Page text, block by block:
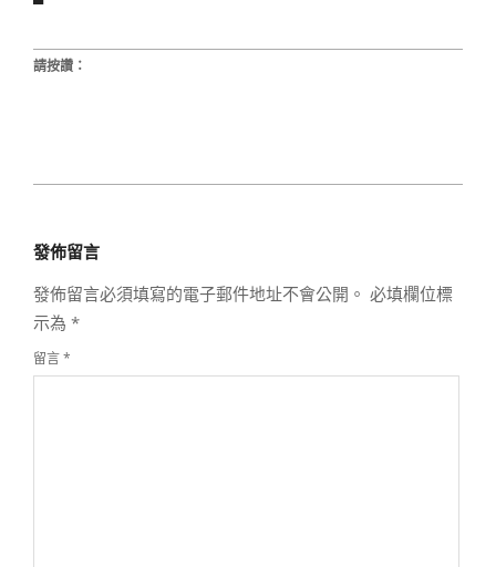
請按讚：
28
發佈留言
發佈留言必須填寫的電子郵件地址不會公開。 必填欄位標
示為 *
留言*